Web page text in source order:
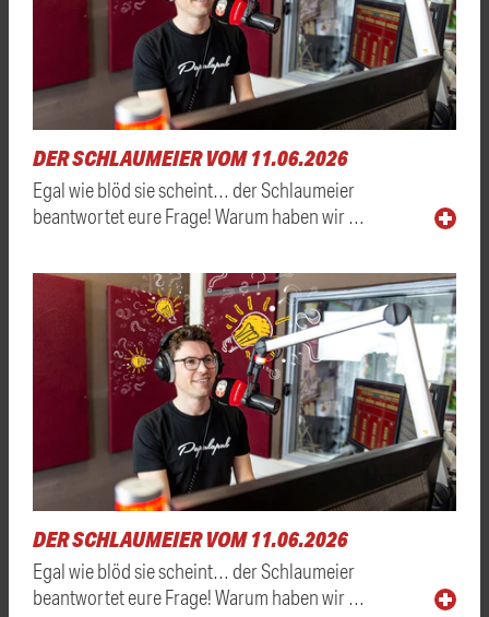
DER SCHLAUMEIER VOM 11.06.2026
Egal wie blöd sie scheint… der Schlaumeier
beantwortet eure Frage! Warum haben wir …
DER SCHLAUMEIER VOM 11.06.2026
Egal wie blöd sie scheint… der Schlaumeier
beantwortet eure Frage! Warum haben wir …